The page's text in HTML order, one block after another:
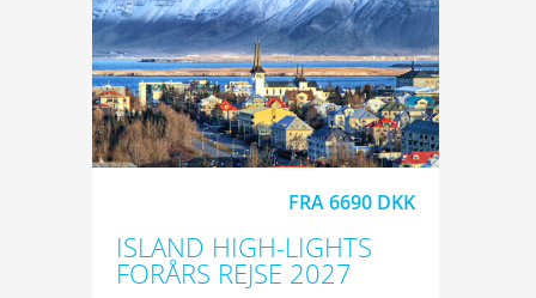
FRA 6690 DKK
ISLAND HIGH-LIGHTS
FORÅRS REJSE 2027